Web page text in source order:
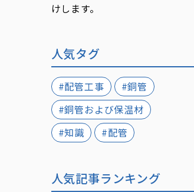
けします。
人気タグ
#配管工事
#銅管
#銅管および保温材
#知識
#配管
人気記事ランキング